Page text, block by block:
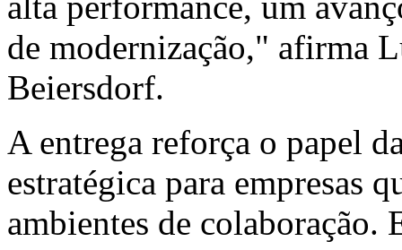
de modernização," afirma
Beiersdorf.
A entrega reforça o papel
estratégica para empresas
ambientes de colaboração.